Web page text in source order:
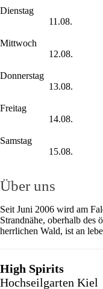
Dienstag
11.08.
Mittwoch
12.08.
Donnerstag
13.08.
Freitag
14.08.
Samstag
15.08.
Über uns
Seit Juni 2006 wird am
Strandnähe, oberhalb
herrlichen Wald, ist an
High Spirits
Hochseilgarten Kiel